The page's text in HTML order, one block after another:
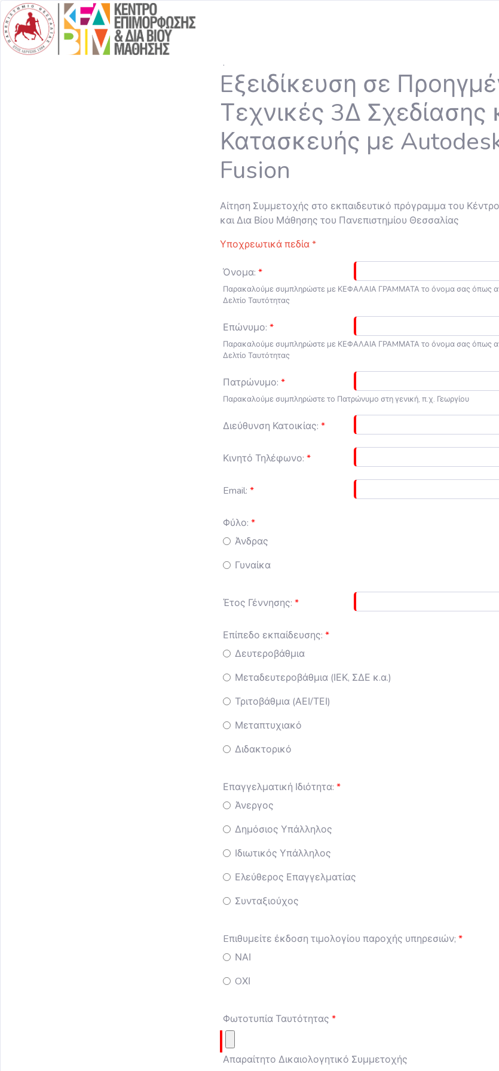
.
Eξειδίκευση σε
Τεχνικές 3Δ Σχεδίασης
Κατασκευής με
Fusion
Αίτηση Συμμετοχής στο εκπαιδευτικό πρόγραμμα του
και Δια Βίου Μάθησης του Πανεπιστημίου Θεσσαλίας
Υποχρεωτικά πεδία *
Όνομα:
Παρακαλούμε συμπληρώστε με ΚΕΦΑΛΑΙΑ ΓΡΑMΜΑΤΑ το όνομα σας όπως
Δελτίο Ταυτότητας
Επώνυμο:
Παρακαλούμε συμπληρώστε με ΚΕΦΑΛΑΙΑ ΓΡΑMΜΑΤΑ το όνομα σας όπως
Δελτίο Ταυτότητας
Πατρώνυμο:
Παρακαλούμε συμπληρώστε το Πατρώνυμο στη γενική, π.χ. Γεωργίου
Διεύθυνση Κατοικίας:
Κινητό Τηλέφωνο:
Email:
Φύλο:
Άνδρας
Γυναίκα
Έτος Γέννησης:
Επίπεδο εκπαίδευσης:
Δευτεροβάθμια
Μεταδευτεροβάθμια (ΙΕΚ, ΣΔΕ κ.α.)
Τριτοβάθμια (ΑΕΙ/ΤΕΙ)
Μεταπτυχιακό
Διδακτορικό
Επαγγελματική Ιδιότητα:
Άνεργος
Δημόσιος Υπάλληλος
Ιδιωτικός Υπάλληλος
Ελεύθερος Επαγγελματίας
Συνταξιούχος
Eπιθυμείτε έκδοση τιμολογίου παροχής υπηρεσιών;
ΝΑΙ
OΧΙ
Φωτοτυπία Ταυτότητας
Απαραίτητο Δικαιολογητικό Συμμετοχής